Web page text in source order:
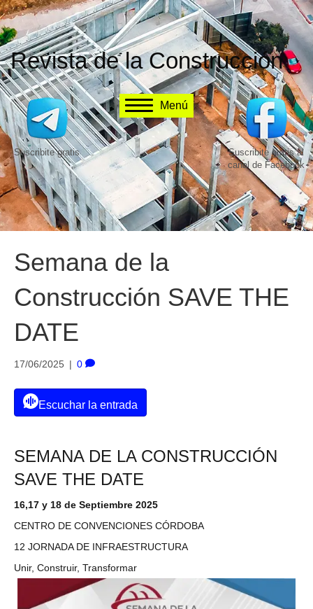
Revista de la Construcción
Suscribite gratis
Menú
Suscribite gratis al
canal de Facebook
Semana de la
Construcción SAVE THE
DATE
17/06/2025 | 0
Escuchar la entrada
SEMANA DE LA CONSTRUCCIÓN
SAVE THE DATE
16,17 y 18 de Septiembre 2025
CENTRO DE CONVENCIONES CÓRDOBA
12 JORNADA DE INFRAESTRUCTURA
Unir, Construir, Transformar